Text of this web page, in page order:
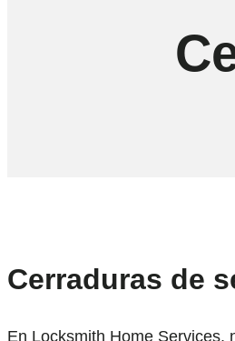
Cerraduras de
En Locksmith Home Services,